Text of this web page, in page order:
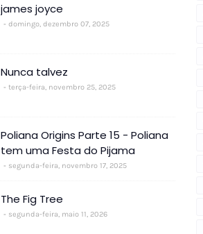
james joyce
domingo, dezembro 07, 2025
Nunca talvez
terça-feira, novembro 25, 2025
Poliana Origins Parte 15 - Poliana
tem uma Festa do Pijama
segunda-feira, novembro 17, 2025
The Fig Tree
segunda-feira, maio 11, 2026